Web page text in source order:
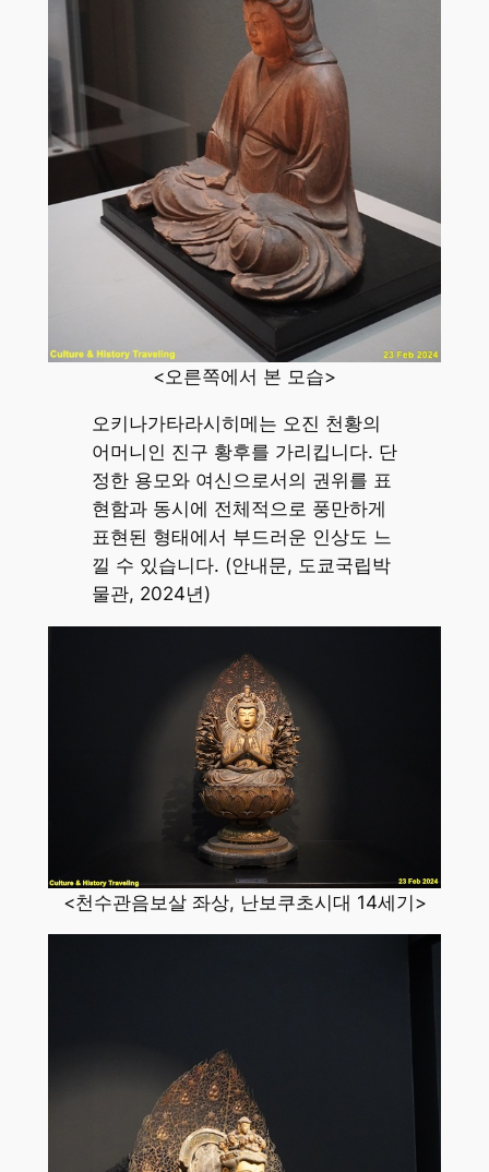
<오른쪽에서 본 모습>
오키나가타라시히메는 오진 천황의
어머니인 진구 황후를 가리킵니다. 단
정한 용모와 여신으로서의 권위를 표
현함과 동시에 전체적으로 풍만하게
표현된 형태에서 부드러운 인상도 느
낄 수 있습니다. (안내문, 도쿄국립박
물관, 2024년)
<천수관음보살 좌상, 난보쿠초시대 14세기>